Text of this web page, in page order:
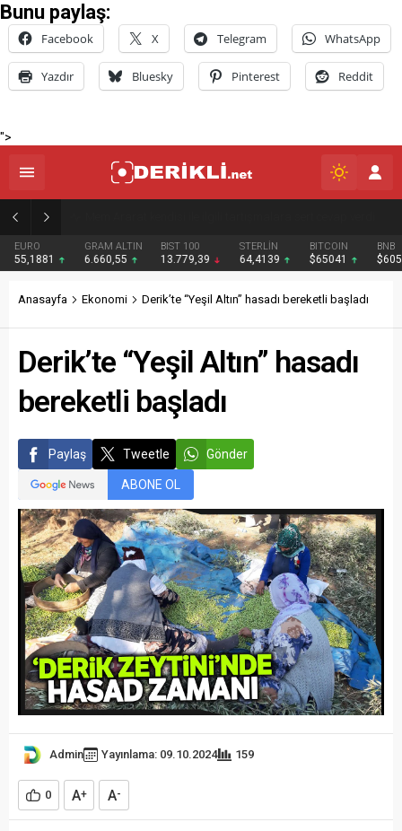
Bunu paylaş:
Facebook X Telegram WhatsApp
Yazdır Bluesky Pinterest Reddit
">
EURO
55,1881
GRAM ALTIN
6.660,55
BIST 100
13.779,39
STERLİN
64,4139
BITCOIN
$65041
BNB
Anasayfa Ekonomi Derik’te “Yeşil Altın” hasadı bereketli başladı
Derik’te “Yeşil Altın” hasadı
bereketli başladı
Paylaş Tweetle Gönder
ABONE OL
Admin Yayınlama: 09.10.2024 159
0 A+ A-